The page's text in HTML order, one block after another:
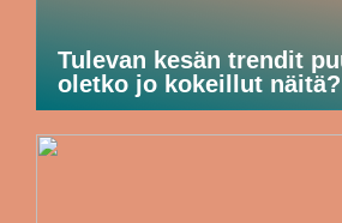
Tulevan kesän trendit
oletko jo kokeillut näitä?